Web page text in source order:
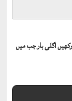
اگلی بار جب میں